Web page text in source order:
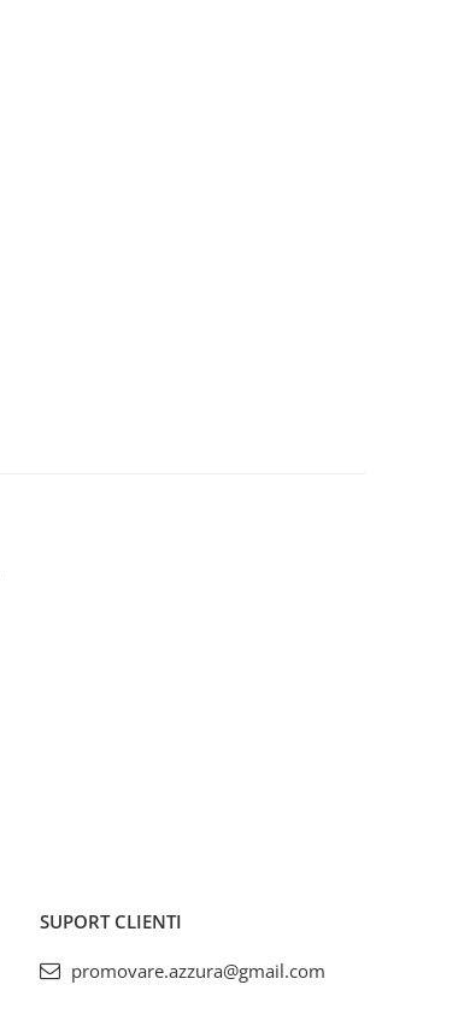
SUPORT CLIENTI
promovare.azzura@gmail.com